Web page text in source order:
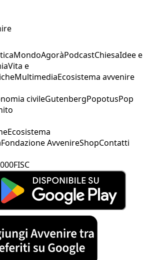
MondoAgoràPodcastChiesaIdee e
Vita e
MultimediaEcosistema avvenire
civileGutenbergPopotusPop
Ecosistema
Fondazione AvvenireShopContatti
FISC